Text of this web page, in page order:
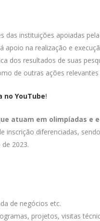
instituições apoiadas
apoio na realização e
dos resultados de suas
de outras ações relevantes
no YouTube!
atuam em olimpíadas e
inscrição diferenciadas,
2023.
de negócios etc.
projetos, visitas